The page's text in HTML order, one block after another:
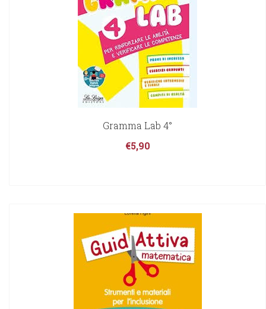
Gramma Lab 4°
€5,90